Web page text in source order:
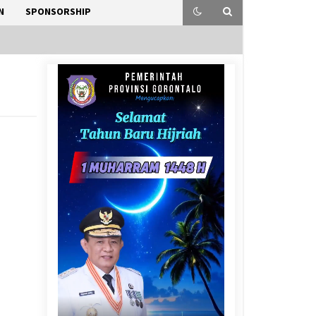
SPONSORSHIP